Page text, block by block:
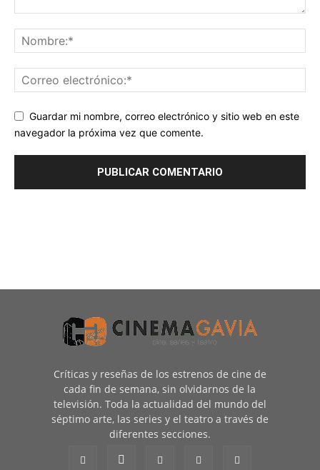
Guardar mi nombre, correo electrónico y sitio web en este
navegador la próxima vez que comente.
Críticas y reseñas de los estrenos de cine de
cada fin de semana, sin olvidarnos de la
televisión. Toda la actualidad del mundo del
séptimo arte, las series y el teatro a través de
diferentes secciones.